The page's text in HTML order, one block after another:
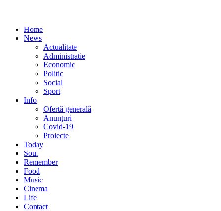
Home
News
Actualitate
Administratie
Economic
Politic
Social
Sport
Info
Ofertă generală
Anunțuri
Covid-19
Proiecte
Today
Soul
Remember
Food
Music
Cinema
Life
Contact